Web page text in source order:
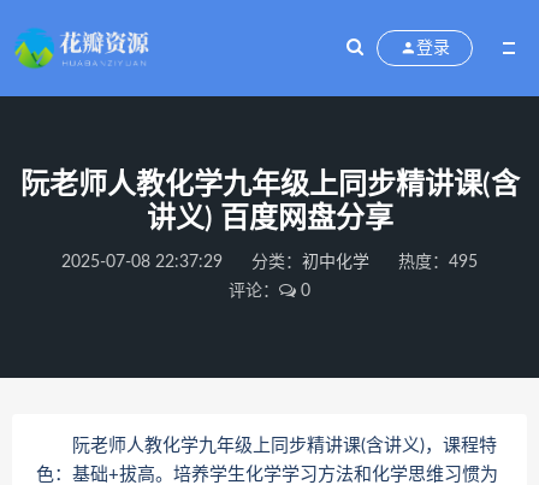
登录
阮老师人教化学九年级上同步精讲课(含
讲义) 百度网盘分享
2025-07-08 22:37:29 分类： 初中化学
热度：495
评论：
0
阮老师人教化学九年级上同步精讲课(含讲义)，课程特
色：基础+拔高。培养学生化学学习方法和化学思维习惯为